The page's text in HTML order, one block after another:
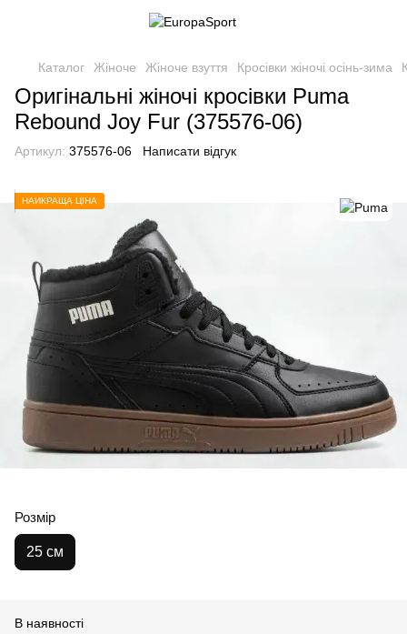
Каталог Жіноче Жіноче взуття Кросівки жіночі осінь-зима
Оригінальні жіночі кросівки Puma
Rebound Joy Fur (375576-06)
Артикул: 375576-06 Написати відгук
НАЙКРАЩА ЦІНА
Розмір
25 см
В наявності